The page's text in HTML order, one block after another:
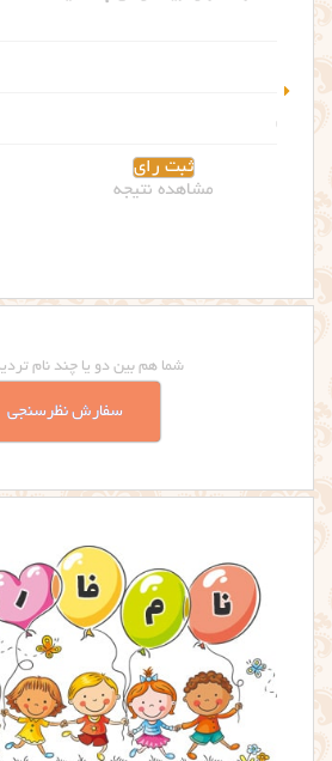
شما هم بین دو یا چند نام
سفارش نظرسنجی